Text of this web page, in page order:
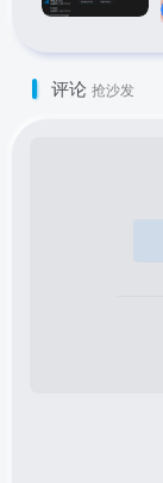
评论 抢沙发